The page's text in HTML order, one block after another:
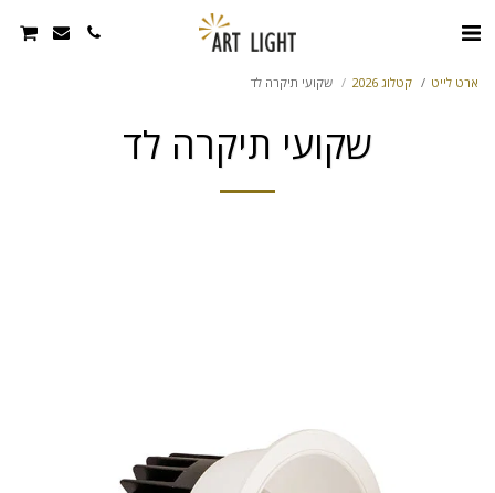
ארט לייט קטלוג 2026 שקועי תיקרה לד
שקועי תיקרה לד